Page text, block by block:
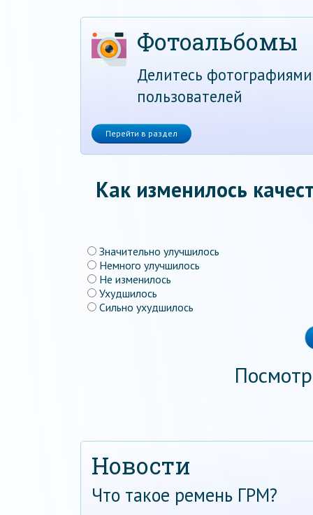
Фотоальбомы
Делитесь
пользователей
Перейти в раздел
Как изменилось
Значительно улучшилось
Немного улучшилось
Не изменилось
Ухудшилось
Сильно ухудшилось
Новости
Что такое ремень ГРМ?